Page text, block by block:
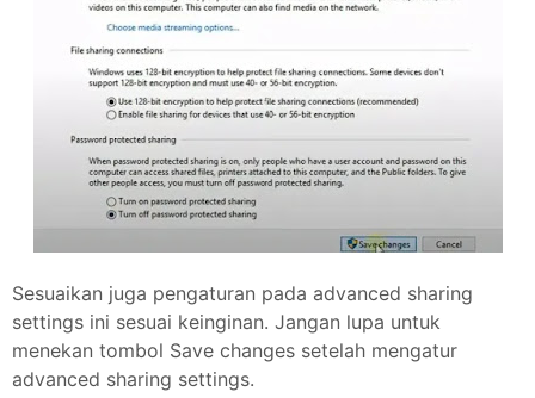
Sesuaikan juga pengaturan pada advanced sharing
settings ini sesuai keinginan. Jangan lupa untuk
menekan tombol Save changes setelah mengatur
advanced sharing settings.